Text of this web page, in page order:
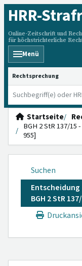
HRR-
Online-Zeitschrift und
für höchstrichterliche
Menü
HRRS durchsuchen
Startseite
BGH 2 StR 137/15
955]
Suchen
Entscheidung
BGH 2 StR